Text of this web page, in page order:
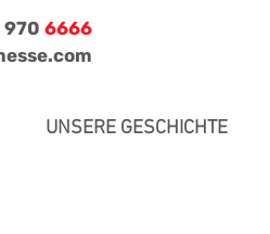
970 6666
UNSERE GESCHICHTE